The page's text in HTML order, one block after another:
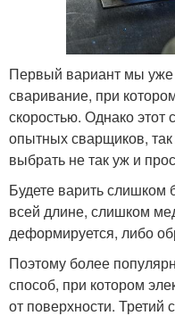
Первый вариант мы
сваривание, при
скоростью. Однако этот
опытных сварщиков,
выбрать не так уж и
Будете варить
всей длине, слишком
деформируется, либо
Поэтому более
способ, при котором
от поверхности. Третий